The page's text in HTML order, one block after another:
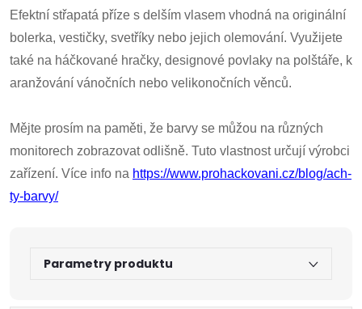
Efektní střapatá příze s delším vlasem vhodná na originální
bolerka, vestičky, svetříky nebo jejich olemování. Využijete
také na háčkované hračky, designové povlaky na polštáře, k
aranžování vánočních nebo velikonočních věnců.
Mějte prosím na paměti, že barvy se můžou na různých
monitorech zobrazovat odlišně. Tuto vlastnost určují výrobci
zařízení. Více info na https://www.prohackovani.cz/blog/ach-
ty-barvy/
Parametry produktu